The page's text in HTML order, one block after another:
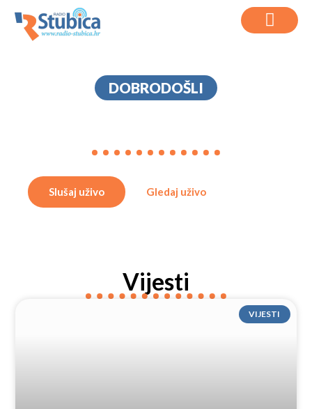
DOBRODOŠLI
Slušaj uživo Gledaj uživo
Vijesti
VIJESTI